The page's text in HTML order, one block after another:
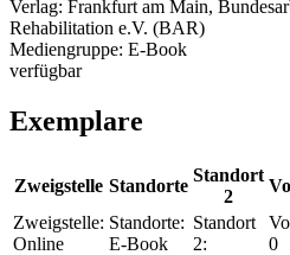
Verlag: Frankfurt am Main,
Rehabilitation e.V. (BAR)
Mediengruppe: E-Book
verfügbar
Exemplare
Zweigstelle Standorte
Standort
2
Zweigstelle:
Online
Standorte:
E-Book
Standort
2:
0